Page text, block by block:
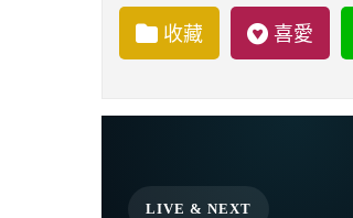
收藏 喜愛
LIVE & NEXT